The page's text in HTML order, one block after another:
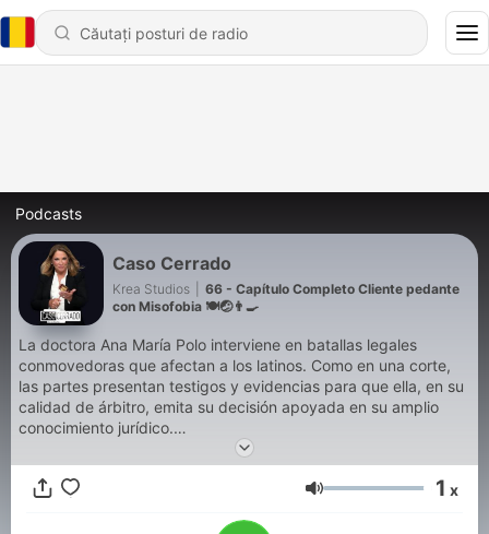
Podcasts
Caso Cerrado
Krea Studios
66 - Capítulo Completo Cliente pedante
con Misofobia 🍽️🤕👨‍🍳
La doctora Ana María Polo interviene en batallas legales
conmovedoras que afectan a los latinos. Como en una corte,
las partes presentan testigos y evidencias para que ella, en su
calidad de árbitro, emita su decisión apoyada en su amplio
conocimiento jurídico.
Volum 1 x